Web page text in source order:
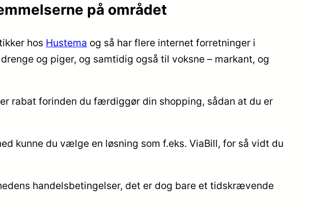
på området
hos Hustema og så har flere internet forretninger i
og piger, og samtidig også til voksne – markant, og
rabat forinden du færdiggør din shopping, sådan at du er
kunne du vælge en løsning som f.eks. ViaBill, for så vidt du
handelsbetingelser, det er dog bare et tidskrævende